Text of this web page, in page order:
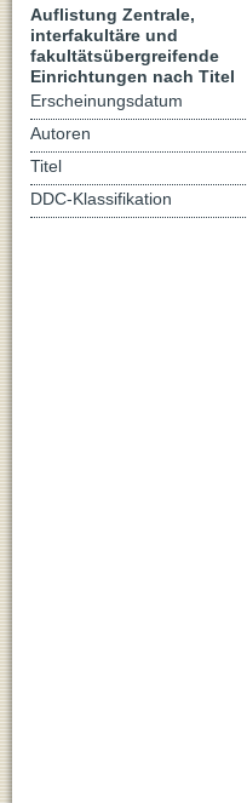
Auflistung Zentrale,
interfakultäre und
fakultätsübergreifende
Einrichtungen nach Titel
Erscheinungsdatum
Autoren
Titel
DDC-Klassifikation